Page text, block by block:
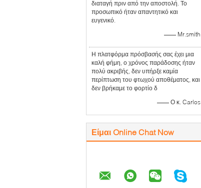
διαταγή πριν από την αποστολή. Το
προσωπικό ήταν απαντητικό και
ευγενικό.
—— Mr.smith
Η πλατφόρμα πρόσβασής σας έχει μια
καλή φήμη, ο χρόνος παράδοσης ήταν
πολύ ακριβής, δεν υπήρξε καμία
περίπτωση του φτωχού αποθέματος, και
δεν βρήκαμε το φορτίο δ
—— Ο κ. Carlos
Είμαι Online Chat Now